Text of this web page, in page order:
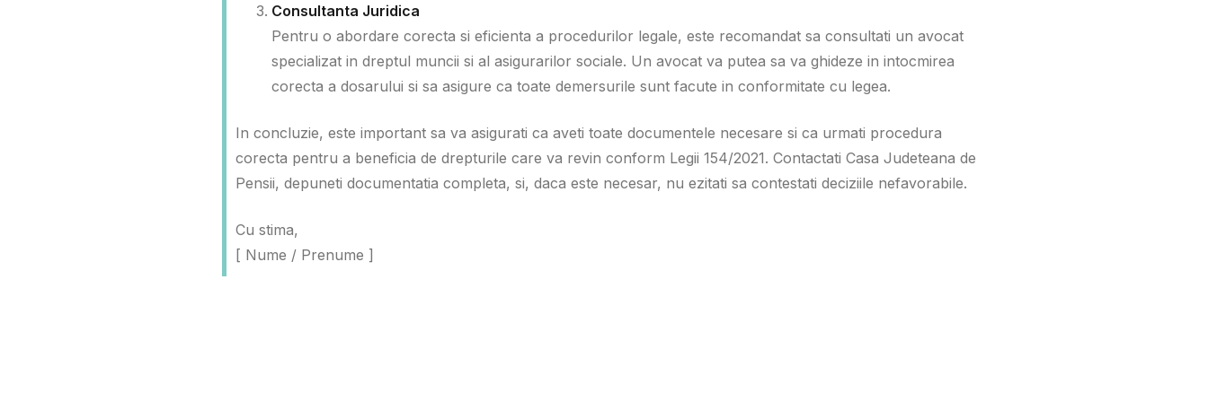
Consultanta Juridica
Pentru o abordare corecta si eficienta a procedurilor legale, este recomandat sa consultati un avocat
specializat in dreptul muncii si al asigurarilor sociale. Un avocat va putea sa va ghideze in intocmirea
corecta a dosarului si sa asigure ca toate demersurile sunt facute in conformitate cu legea.
In concluzie, este important sa va asigurati ca aveti toate documentele necesare si ca urmati procedura
corecta pentru a beneficia de drepturile care va revin conform Legii 154/2021. Contactati Casa Judeteana de
Pensii, depuneti documentatia completa, si, daca este necesar, nu ezitati sa contestati deciziile nefavorabile.
Cu stima,
[ Nume / Prenume ]